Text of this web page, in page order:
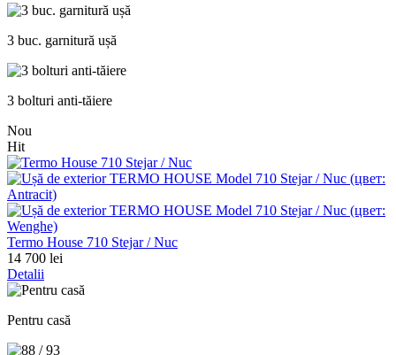
3 buc. garnitură ușă
3 bolturi anti-tăiere
Nou
Hit
Termo House 710 Stejar / Nuc
14 700 lei
Detalii
Pentru casă